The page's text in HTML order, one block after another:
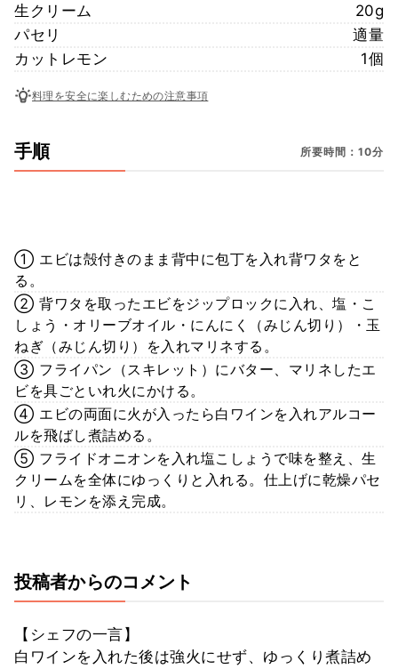
生クリーム
20g
パセリ
適量
カットレモン
1個
料理を安全に楽しむための注意事項
手順 所要時間：10分
① エビは殻付きのまま背中に包丁を入れ背ワタをと
る。
② 背ワタを取ったエビをジップロックに入れ、塩・こ
しょう・オリーブオイル・にんにく（みじん切り）・玉
ねぎ（みじん切り）を入れマリネする。
③ フライパン（スキレット）にバター、マリネしたエ
ビを具ごといれ火にかける。
④ エビの両面に火が入ったら白ワインを入れアルコー
ルを飛ばし煮詰める。
⑤ フライドオニオンを入れ塩こしょうで味を整え、生
クリームを全体にゆっくりと入れる。仕上げに乾燥パセ
リ、レモンを添え完成。
投稿者からのコメント
【シェフの一言】
白ワインを入れた後は強火にせず、ゆっくり煮詰め